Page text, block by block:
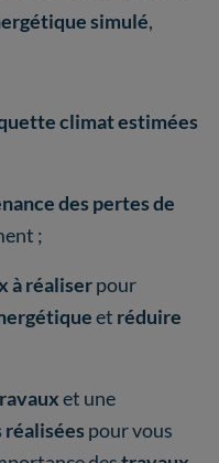
simulé,
climatestimées
des pertes de
;
à réaliserpour
et réduire
et une
pour vous